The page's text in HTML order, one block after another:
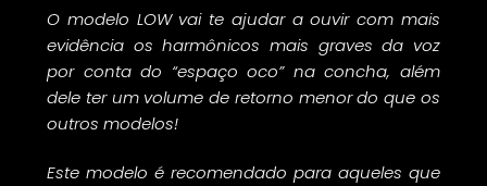
O modelo LOW vai te ajudar a ouvir com mais
evidência os harmônicos mais graves da voz
por conta do “espaço oco” na concha, além
dele ter um volume de retorno menor do que os
outros modelos!
Este modelo é recomendado para aqueles que